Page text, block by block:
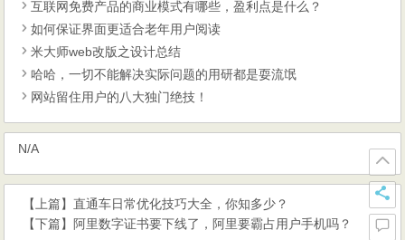
互联网免费产品的商业模式有哪些，盈利点是什么？
如何保证界面更适合老年用户阅读
米大师web改版之设计总结
哈哈，一切不能解决实际问题的用研都是耍流氓
网站留住用户的八大独门绝技！
N/A
【上篇】直通车日常优化技巧大全，你知多少？
【下篇】 阿里数字证书要下线了，阿里要霸占用户手机吗？